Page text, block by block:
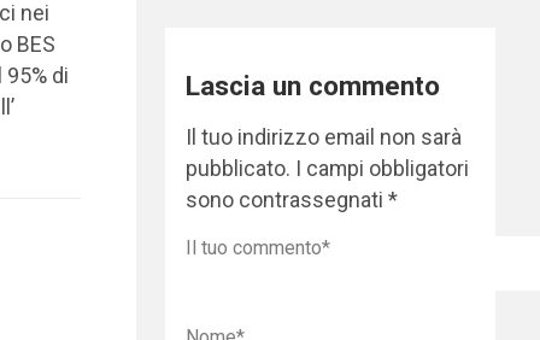
nei
BES
di
Lascia un commento
Il tuo indirizzo email non sarà
pubblicato. I campi obbligatori
sono contrassegnati*